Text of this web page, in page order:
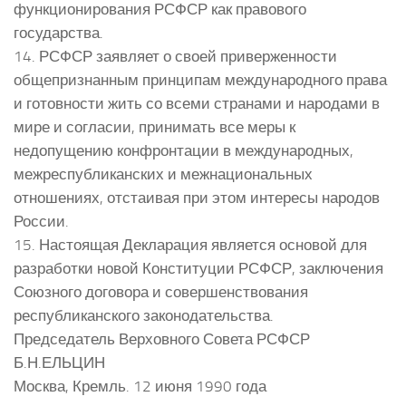
функционирования РСФСР как правового
государства.
14. РСФСР заявляет о своей приверженности
общепризнанным принципам международного права
и готовности жить со всеми странами и народами в
мире и согласии, принимать все меры к
недопущению конфронтации в международных,
межреспубликанских и межнациональных
отношениях, отстаивая при этом интересы народов
России.
15. Настоящая Декларация является основой для
разработки новой Конституции РСФСР, заключения
Союзного договора и совершенствования
республиканского законодательства.
Председатель Верховного Совета РСФСР
Б.Н.ЕЛЬЦИН
Москва, Кремль. 12 июня 1990 года